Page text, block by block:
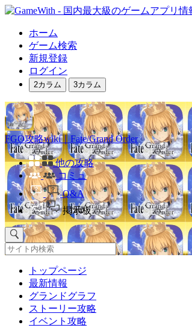
ホーム
ゲーム検索
新規登録
ログイン
2カラム 3カラム
FGO攻略wiki｜Fate/Grand Order
他の攻略
コミュ
Q&A
掲示板
トップページ
最新情報
グランドグラフ
ストーリー攻略
イベント攻略